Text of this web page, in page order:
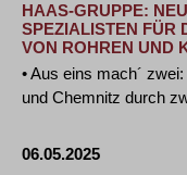
HAAS-GRUPPE:
SPEZIALISTEN FÜR
VON ROHREN UND
• Aus eins mach´
und Chemnitz durch
06.05.2025